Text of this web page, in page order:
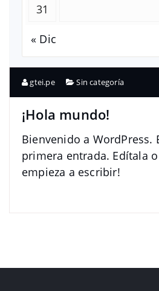
gtei.pe Sin categoría
¡Hola mundo!
Bienvenido a WordPress.
primera entrada. Edítala
empieza a escribir!
31
« Dic